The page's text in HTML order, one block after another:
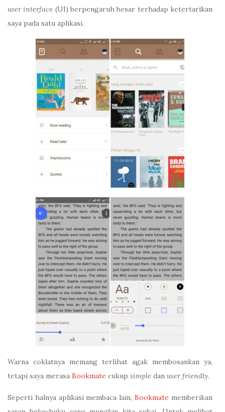
user interface (UI) berpengaruh besar terhadap ketertarikan
saya pada satu aplikasi.
Warna coklatnya memang terlihat agak membosankan ya,
tetapi saya merasa Bookmate cukup simple dan user friendly.
Seperti halnya aplikasi membaca lain,Bookmate memberikan